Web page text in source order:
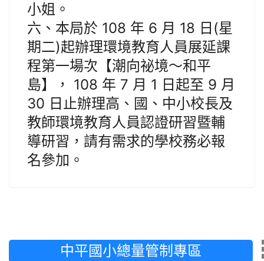
小姐。
六、本局於 108 年 6 月 18 日(星
期二)起辦理環境教育人員展延課
程第一場次【潮向祕境～和平
島】， 108 年 7 月 1 日起至 9 月
30 日止辦理高、國、中小校長及
教師環境教育人員認證研習暨輔
導研習，請有需求的學校務必報
名參加。
中平國小總量管制專區